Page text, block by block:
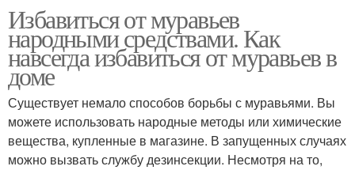
Избавиться от муравьев
народными средствами. Как
навсегда избавиться от муравьев в
доме
Существует немало способов борьбы с муравьями. Вы
можете использовать народные методы или химические
вещества, купленные в магазине. В запущенных случаях
можно вызвать службу дезинсекции. Несмотря на то,